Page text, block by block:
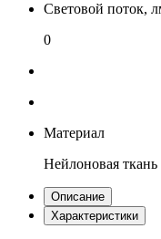
Световой поток,
0
Материал
Нейлоновая
Описание
Характеристики